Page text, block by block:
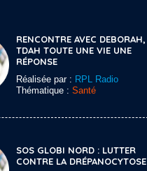
RENCONTRE AVEC DEBORAH,
TDAH TOUTE UNE VIE UNE
RÉPONSE
Réalisée par : RPL Radio
Thématique : Santé
SOS GLOBI NORD : LUTTER
CONTRE LA DRÉPANOCYTOSE